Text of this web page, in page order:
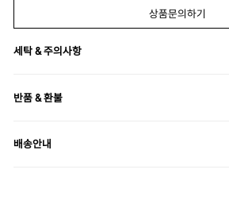
상품문의하기
세탁 & 주의사항
반품 & 환불
배송안내